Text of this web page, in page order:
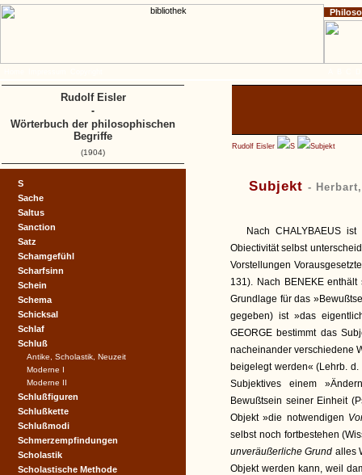
Rudolf Eisler S Subjekt
Subjekt -
Nach CHALYBAEUS
Obiectivität selbst
Vorstellungen
131). Nach BENEKE
Grundlage für das
gegeben) ist »das
GEORGE bestimmt das
nacheinander verschiedene
beigelegt werden« (Lehrb.
Subjektives einem
Bewußtsein seiner Einheit
Objekt »die notwendigen
selbst noch fortbestehen
unveräußerliche Grund alles
Objekt werden kann, weil
S
Sache
Saltus
Sanction
Satz
Schamgefühl
Scharfsinn
Schein
Schema
Schicksal
Schlaf
Schluß
Antike, Scholastik, Neuzeit
Moderne I
Moderne II
Schlußfiguren
Schlußkette
Schlußmodi
Schmerzempfindungen
Scholastik
Scholastische Methode
Rudolf Eisler
-
Wörterbuch der philosophischen
Begriffe
(1904)